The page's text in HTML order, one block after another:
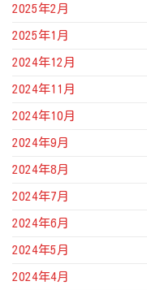
2025年2月
2025年1月
2024年12月
2024年11月
2024年10月
2024年9月
2024年8月
2024年7月
2024年6月
2024年5月
2024年4月